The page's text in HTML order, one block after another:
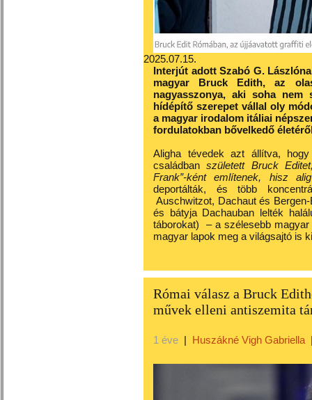
2025.07.15.
Interjút adott Szabó G.
magyar Bruck Edith, az
nagyasszonya, aki soha
hídépítő szerepet vállal oly
a magyar irodalom itáliai
fordulatokban bővelkedő
Aligha tévedek azt állítva,
családban született Bruck
Frank”-ként említenek, hisz
deportálták, és több
Auschwitzot, Dachaut és
és bátyja Dachauban lelték
táborokat) – a szélesebb
magyar lapok meg a világsajtó is
Római válasz a Bruck
művek elleni antiszemita
1 éve | Huszákné Vigh Gabriella